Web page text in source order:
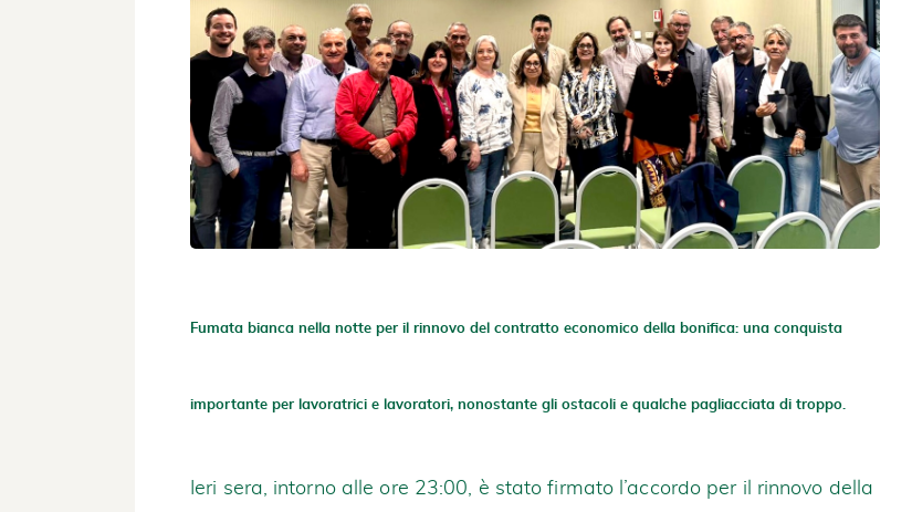
Fumata bianca nella notte per il rinnovo del contratto economico della bonifica: una conquista
importante per lavoratrici e lavoratori, nonostante gli ostacoli e qualche pagliacciata di troppo.
Ieri sera, intorno alle ore 23:00, è stato firmato l’accordo per il rinnovo della